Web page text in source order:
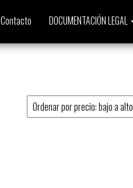
Contacto DOCUMENTACIÓN LEGAL